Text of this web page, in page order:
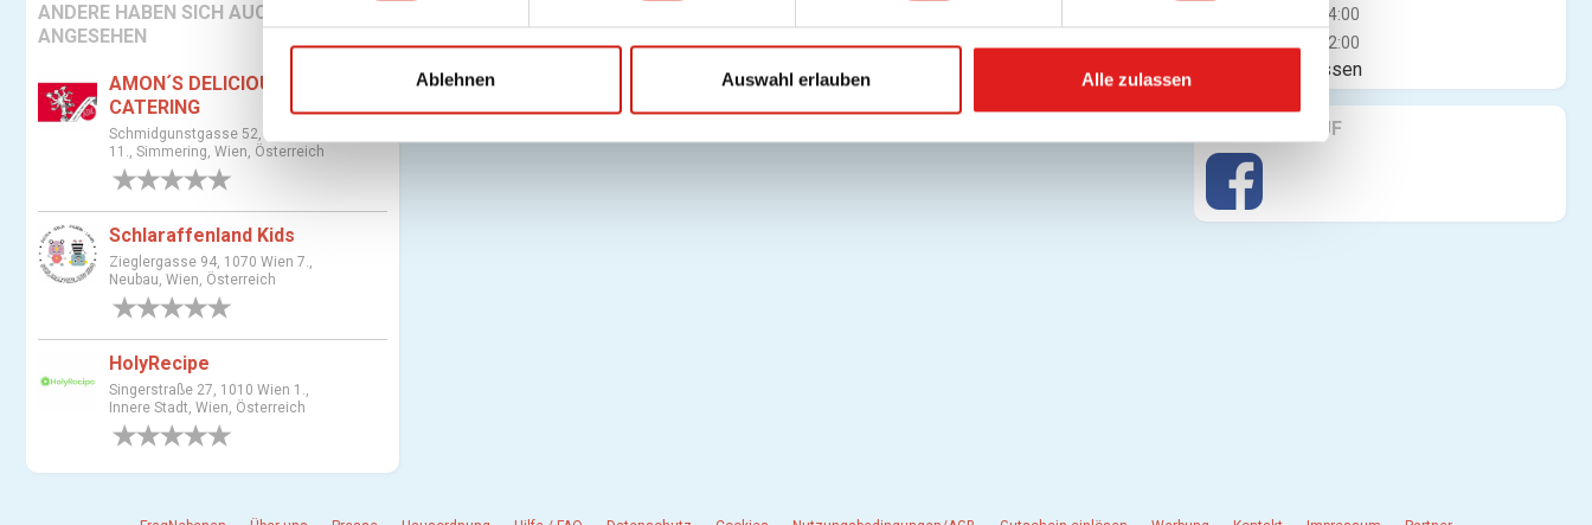
i
l
g
u
g
s
a
a
h
Ablehnen Auswahl erlauben Alle zulassen
ANDERE HABEN SICH AUCH
ANGESEHEN
AMON´S DELICIOUS
CATERING
Schmidgunstgasse 52, 1110 Wien
11., Simmering, Wien, Österreich
Schlaraffenland Kids
Zieglergasse 94, 1070 Wien 7.,
Neubau, Wien, Österreich
HolyRecipe
Singerstraße 27, 1010 Wien 1.,
Innere Stadt, Wien, Österreich
10:00 - 14:00
10:00 - 12:00
Jetzt geschlossen
FINDE UNS AUF